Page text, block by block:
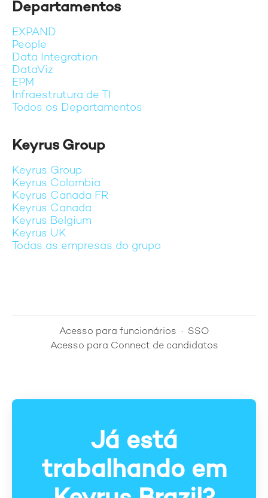
Departamentos
EXPAND
People
Data Integration
DataViz
EPM
Infraestrutura de TI
Todos os Departamentos
Keyrus Group
Keyrus Group
Keyrus Colombia
Keyrus Canada FR
Keyrus Canada
Keyrus Belgium
Keyrus UK
Todas as empresas do grupo
Acesso para funcionários · SSO
Acesso para Connect de candidatos
Já está
trabalhando em